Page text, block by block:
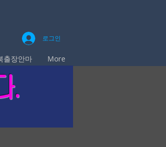
출장안마 More
로그인
.